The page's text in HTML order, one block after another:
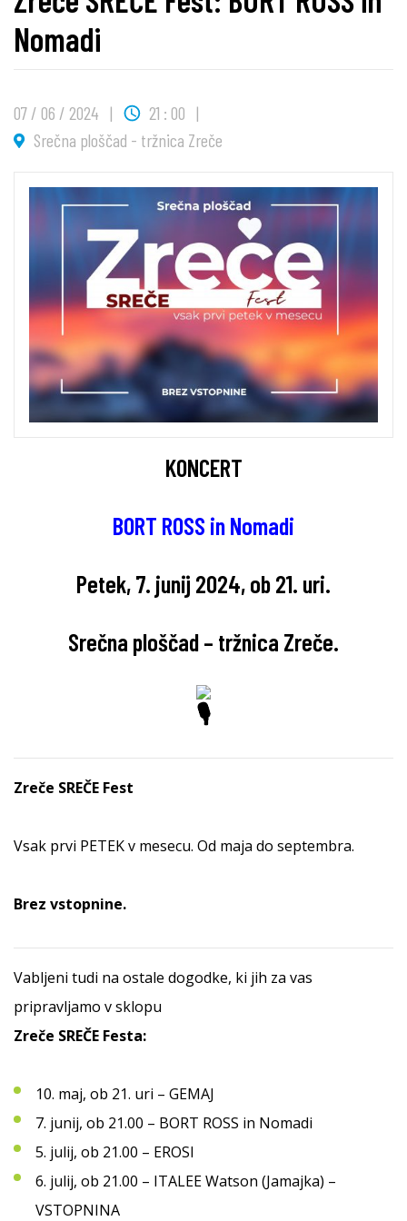
Nomadi
07 / 06 / 2024
21 : 00
Srečna ploščad - tržnica Zreče
KONCERT
BORT ROSS in Nomadi
Petek, 7. junij 2024, ob 21. uri.
Srečna ploščad – tržnica Zreče.
Zreče SREČE Fest
Vsak prvi PETEK v mesecu. Od maja do septembra.
Brez vstopnine.
Vabljeni tudi na ostale dogodke, ki jih za vas
pripravljamo v sklopu
Zreče SREČE Festa:
10. maj, ob 21. uri – GEMAJ
7. junij, ob 21.00 – BORT ROSS in Nomadi
5. julij, ob 21.00 – EROSI
6. julij, ob 21.00 – ITALEE Watson (Jamajka) –
VSTOPNINA